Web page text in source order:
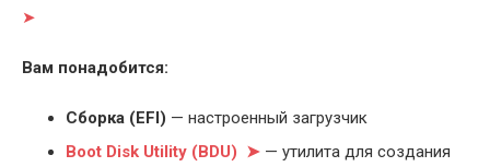
➤
Вам понадобится:
Cборка (EFI) — настроенный загрузчик
Boot Disk Utility (BDU) ➤ — утилита для создания